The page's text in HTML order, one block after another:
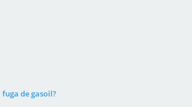
fuga de gasoil?